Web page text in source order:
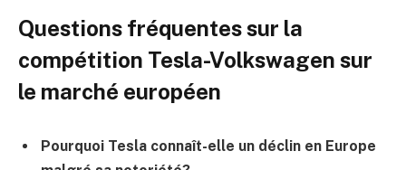
Questions fréquentes sur la
compétition Tesla-Volkswagen sur
le marché européen
Pourquoi Tesla connaît-elle un déclin en Europe